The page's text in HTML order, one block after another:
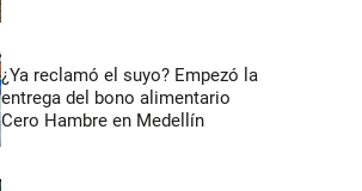
¿Ya reclamó el suyo? Empezó la
entrega del bono alimentario
Cero Hambre en Medellín